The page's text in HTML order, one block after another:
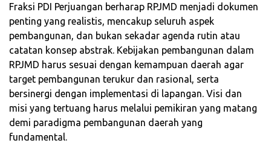
Fraksi PDI Perjuangan berharap RPJMD menjadi dokumen
penting yang realistis, mencakup seluruh aspek
pembangunan, dan bukan sekadar agenda rutin atau
catatan konsep abstrak. Kebijakan pembangunan dalam
RPJMD harus sesuai dengan kemampuan daerah agar
target pembangunan terukur dan rasional, serta
bersinergi dengan implementasi di lapangan. Visi dan
misi yang tertuang harus melalui pemikiran yang matang
demi paradigma pembangunan daerah yang
fundamental.